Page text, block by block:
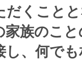
だくこと
家族のこ
し、何でも